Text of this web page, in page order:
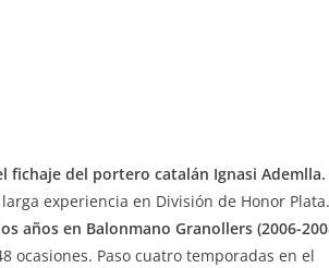
del portero catalán Ignasi Ademlla.
experiencia en División de Honor Plata.
años en Balonmano Granollers (2006-
ocasiones. Paso cuatro temporadas en el